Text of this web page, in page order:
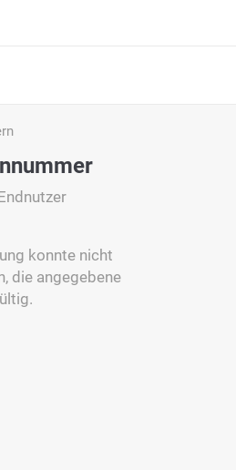
konnte nicht
die angegebene